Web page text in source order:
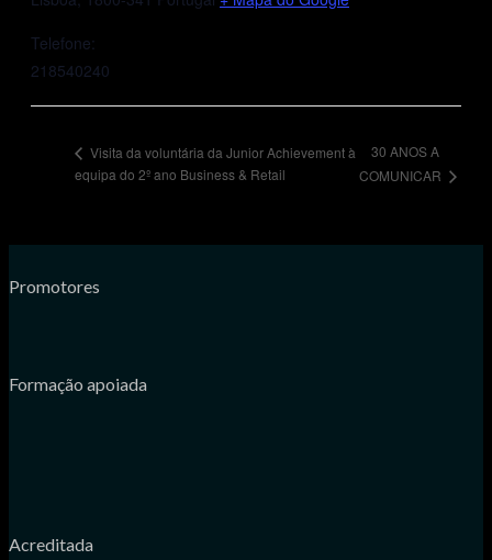
Telefone:
218540240
Visita da voluntária da Junior Achievement à
equipa do 2º ano Business & Retail
30 ANOS A
COMUNICAR
Promotores
Formação apoiada
Acreditada